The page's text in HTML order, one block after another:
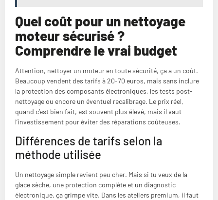
Quel coût pour un nettoyage
moteur sécurisé ?
Comprendre le vrai budget
Attention, nettoyer un moteur en toute sécurité, ça a un coût.
Beaucoup vendent des tarifs à 20-70 euros, mais sans inclure
la protection des composants électroniques, les tests post-
nettoyage ou encore un éventuel recalibrage. Le prix réel,
quand c’est bien fait, est souvent plus élevé, mais il vaut
l’investissement pour éviter des réparations coûteuses.
Différences de tarifs selon la
méthode utilisée
Un nettoyage simple revient peu cher. Mais si tu veux de la
glace sèche, une protection complète et un diagnostic
électronique, ça grimpe vite. Dans les ateliers premium, il faut